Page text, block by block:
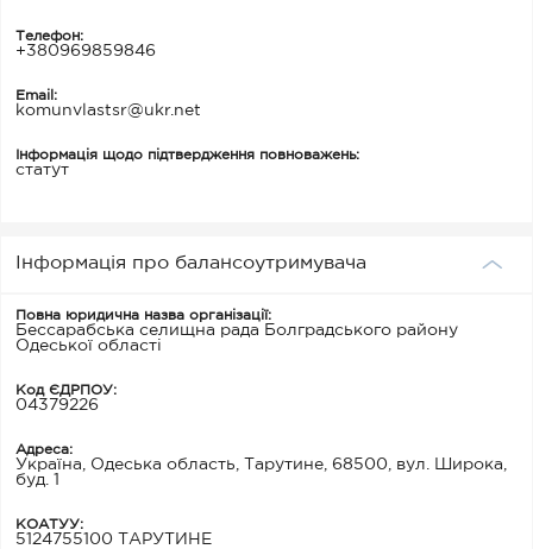
Телефон:
+380969859846
Email:
komunvlastsr@ukr.net
Інформація щодо підтвердження повноважень:
статут
Інформація про балансоутримувача
Повна юридична назва організації:
Бессарабська селищна рада Болградського району
Одеської області
Код ЄДРПОУ:
04379226
Адреса:
Україна, Одеська область, Тарутине, 68500, вул. Широка,
буд. 1
КОАТУУ:
5124755100 ТАРУТИНЕ